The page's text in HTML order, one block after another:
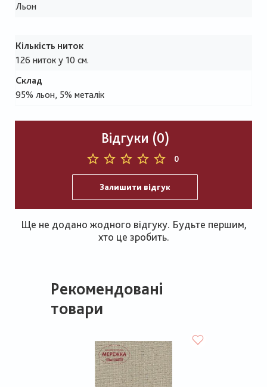
Льон
Кількість ниток
126 ниток у 10 см.
Склад
95% льон, 5% металік
Відгуки (0)
0
Залишити відгук
Ще не додано жодного відгуку. Будьте першим,
хто це зробить.
Рекомендовані
товари